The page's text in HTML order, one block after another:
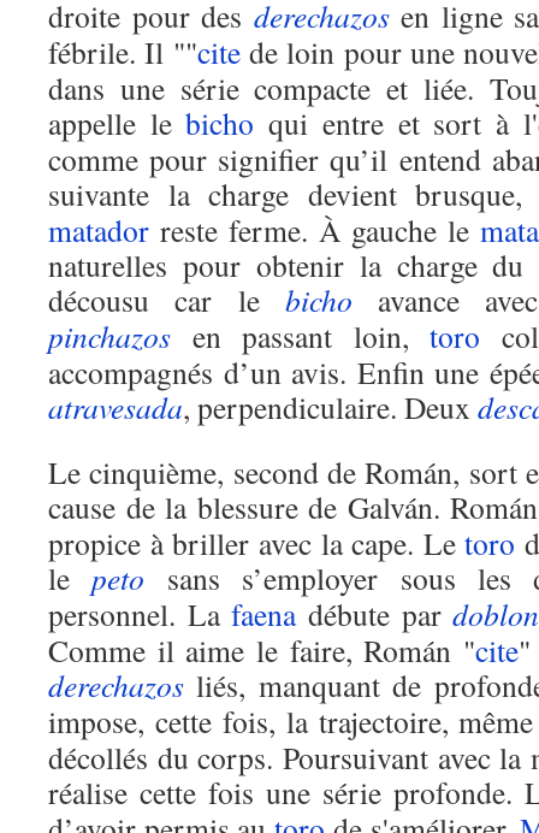
droite pour des derechazosen ligne
fébrile. Il ""citede loin pour une
dans une série compacte et liée.
appelle lebicho qui entre et sort à
comme pour signifier qu’il entend
suivante la charge devient
matador reste ferme. À gauche le
naturelles pour obtenir la charge du
décousu car le bicho avance
pinchazos en passant loin, toro
accompagnés d’un avis. Enfin une
atravesada, perpendiculaire. Deux
Le cinquième, second de Román, sort
cause de la blessure de Galván.
propice à briller avec la cape. Letoro
lepeto sans s’employer sous
personnel. Lafaenadébute par
Comme il aime le faire, Román "cite"
derechazos liés, manquant de
impose, cette fois, la trajectoire,
décollés du corps. Poursuivant avec la
réalise cette fois une série